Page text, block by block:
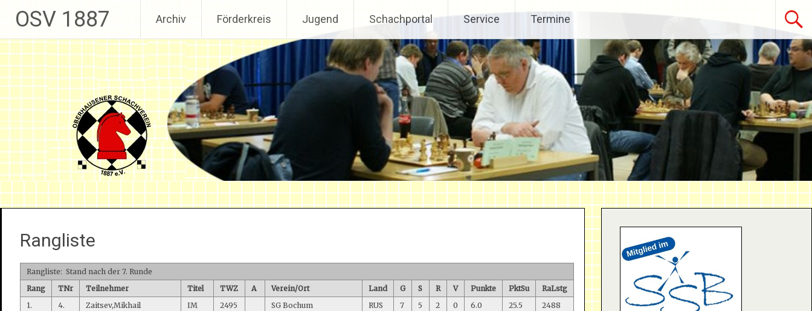
OSV 1887 Archiv Förderkreis Jugend Schachportal Service Termine
Rangliste
Rangliste: Stand nach der 7. Runde
Rang
TNr Teilnehmer Titel TWZ A Verein/Ort Land G S R V Punkte PktSu
RaLstg
1.
4. Zaitsev,Mikhail IM 2495 SG Bochum RUS 7 5 2 0 6.0 25.5
2488